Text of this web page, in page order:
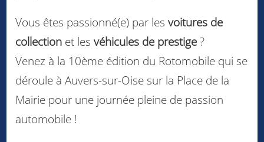
Vous êtes passionné(e) par lesvoitures de
collection et lesvéhicules de prestige?
Venez à la 10ème édition du Rotomobile qui se
déroule à Auvers-sur-Oise sur la Place de la
Mairie pour une journée pleine de passion
automobile !